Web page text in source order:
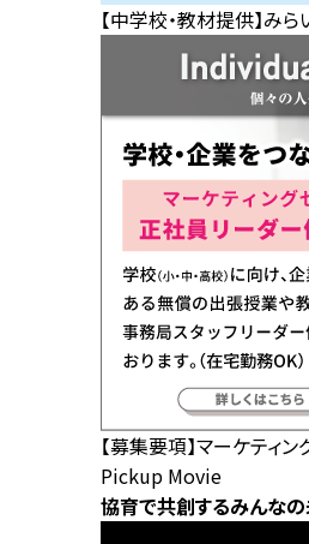
【中学校・教材提供】み
【募集要項】マーケティ
Pickup Movie
協育で共創するみんな